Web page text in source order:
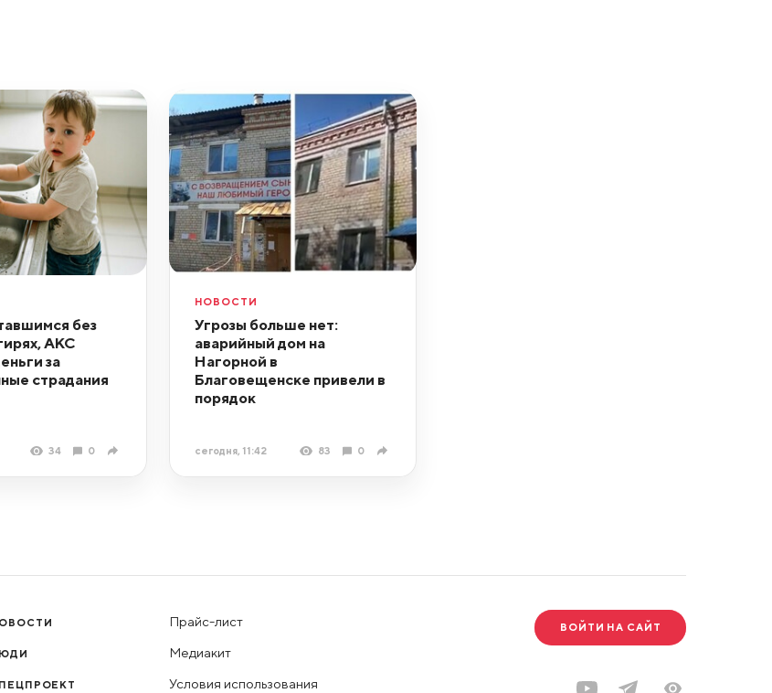
без
АКС
за
страдания
34 0
НОВОСТИ
Угрозы больше нет:
аварийный дом на
Нагорной в
Благовещенске привели в
порядок
сегодня, 11:42 83 0
Прайс-лист
Медиакит
Условия использования
ВОЙТИ НА САЙТ